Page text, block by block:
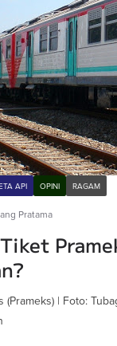
API OPINI RAGAM
Pratama
| Foto: